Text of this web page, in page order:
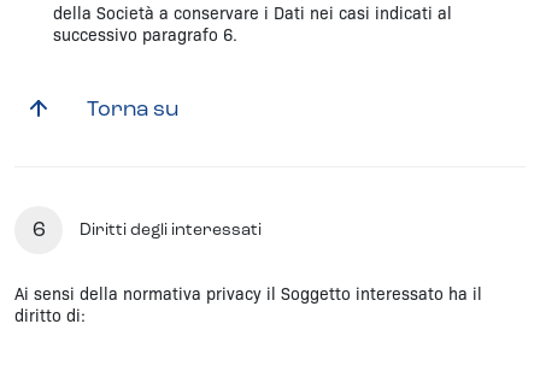
della Società a conservare i Dati nei casi indicati al
successivo paragrafo 6.
Torna su
6 Diritti degli interessati
Ai sensi della normativa privacy il Soggetto interessato ha il
diritto di: